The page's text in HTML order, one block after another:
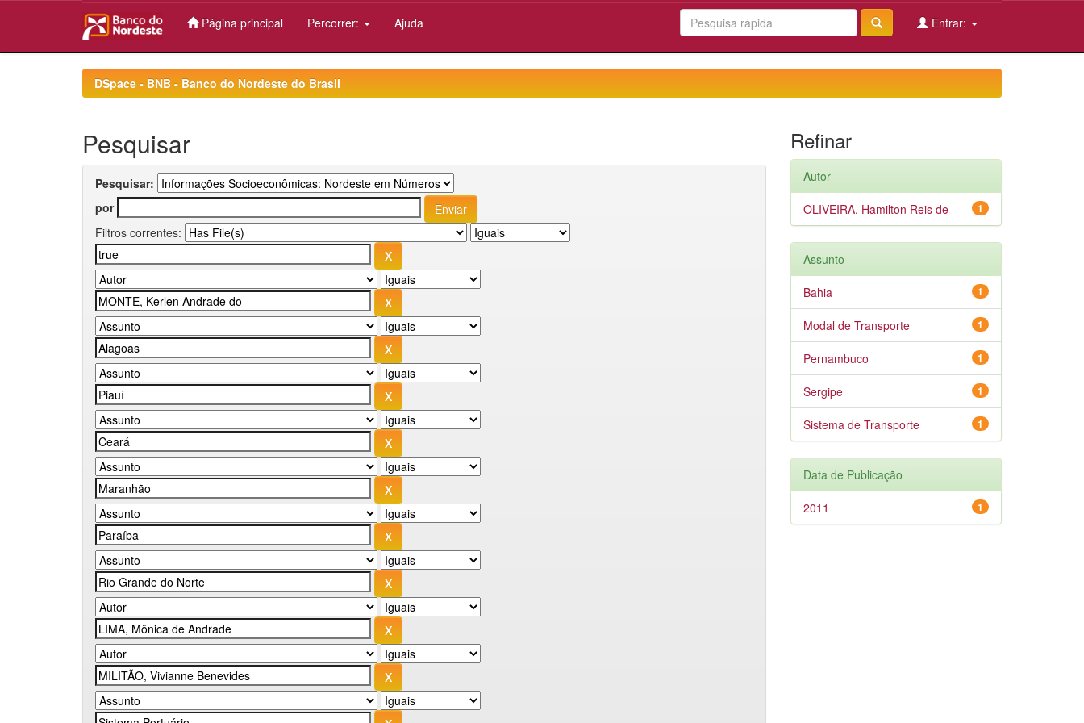
Página principal Percorrer: Ajuda Entrar:
DSpace - BNB - Banco do Nordeste do Brasil
Pesquisar
Pesquisar:
por
Filtros correntes:
Refinar
Autor
1
OLIVEIRA, Hamilton Reis de
Assunto
1
Bahia
1
Modal de Transporte
1
Pernambuco
1
Sergipe
1
Sistema de Transporte
Data de Publicação
1
2011